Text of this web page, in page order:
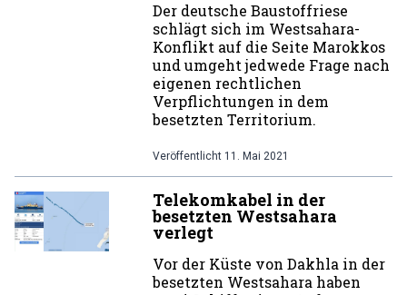
Der deutsche Baustoffriese
schlägt sich im Westsahara-
Konflikt auf die Seite Marokkos
und umgeht jedwede Frage nach
eigenen rechtlichen
Verpflichtungen in dem
besetzten Territorium.
Veröffentlicht 11. Mai 2021
Telekomkabel in der
besetzten Westsahara
verlegt
Vor der Küste von Dakhla in der
besetzten Westsahara haben